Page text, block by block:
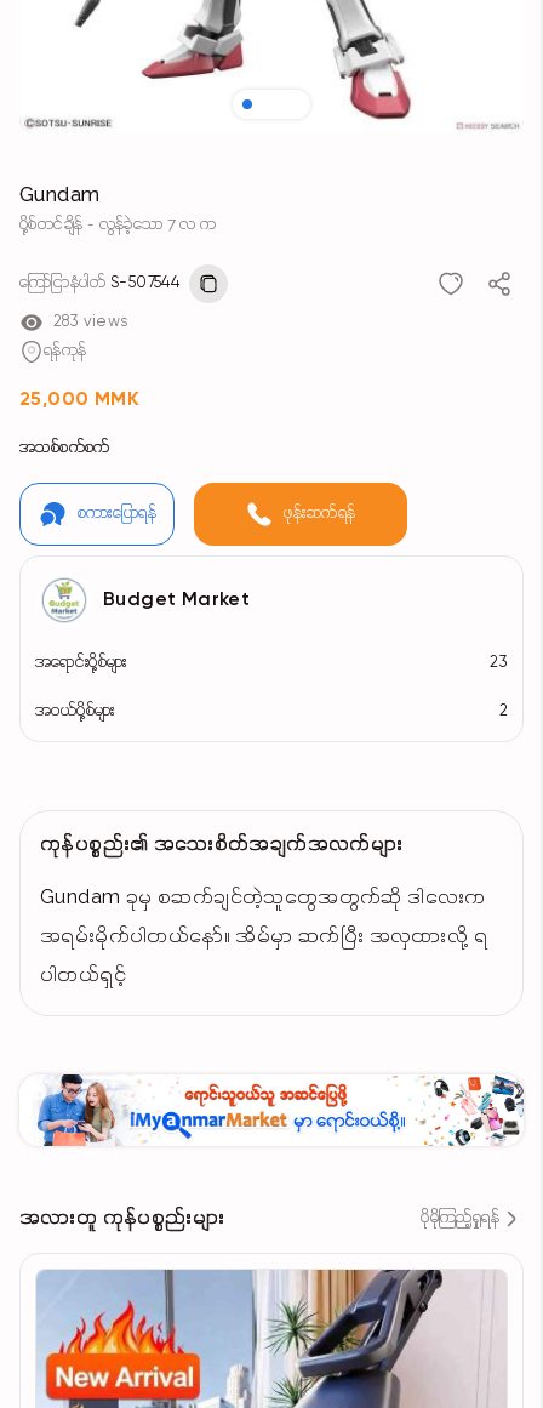
Gundam
ပို့စ်တင်ချိန် - လွန်ခဲ့သော 7 လ က
ကြော်ငြာနံပါတ် S-507544
283 views
ရန်ကုန်
25,000 MMK
အသစ်စက်စက်
စကားပြောရန် ဖုန်းဆက်ရန်
Budget Market
အရောင်းပို့စ်များ 23
အဝယ်ပို့စ်များ 2
ကုန်ပစ္စည်း၏ အသေးစိတ်အချက်အလက်များ
Gundam ခုမှ စဆက်ချင်တဲ့သူတွေအတွက်ဆို ဒါလေးက
အရမ်းမိုက်ပါတယ်နော်။ အိမ်မှာ ဆက်ပြီး အလှထားလို့ ရ
ပါတယ်ရှင့်
အလားတူ ကုန်ပစ္စည်းများ ပိုမိုကြည့်ရှုရန်